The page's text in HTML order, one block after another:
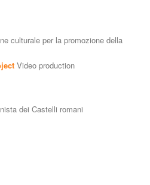
culturale per la promozione della
Video production
dei Castelli romani